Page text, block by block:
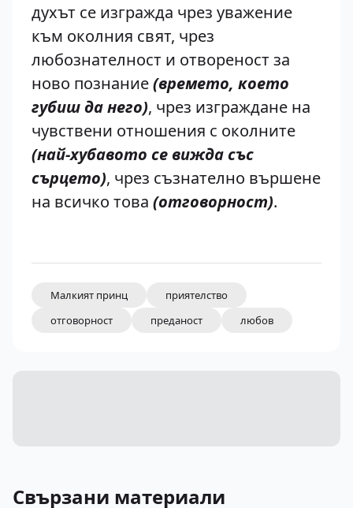
духът се изгражда чрез уважение
към околния свят, чрез
любознателност и отвореност за
ново познание(времето, което
губиш да него), чрез изграждане на
чувствени отношения с околните
(най-хубавото се вижда със
сърцето), чрез съзнателно вършене
на всичко това (отговорност).
Малкият принц
приятелство
отговорност
преданост любов
Свързани материали